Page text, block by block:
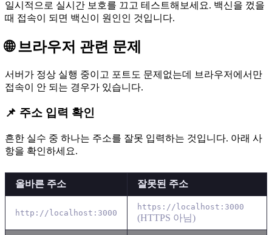
일시적으로 실시간 보호를 끄고 테스트해보세요. 백신을 껐을
때 접속이 되면 백신이 원인인 것입니다.
🌐 브라우저 관련 문제
서버가 정상 실행 중이고 포트도 문제없는데 브라우저에서만
접속이 안 되는 경우가 있습니다.
📌 주소 입력 확인
흔한 실수 중 하나는 주소를 잘못 입력하는 것입니다. 아래 사
항을 확인하세요.
올바른 주소 잘못된 주소
http://localhost:3000
https://localhost:3000
(HTTPS 아님)